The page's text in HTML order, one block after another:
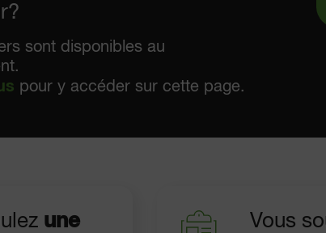
sont disponibles au
pour y accéder sur cette page.
une
Vous